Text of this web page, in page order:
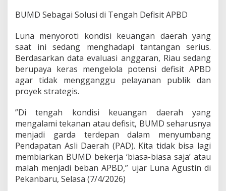
l
a
D
e
n
a
n
V
s
M
s
i
​BUMD Sebagai Solusi di Tengah Defisit APBD
​Luna menyoroti kondisi keuangan daerah yang
saat ini sedang menghadapi tantangan serius.
Berdasarkan data evaluasi anggaran, Riau sedang
berupaya keras mengelola potensi defisit APBD
agar tidak mengganggu pelayanan publik dan
proyek strategis.
​”Di tengah kondisi keuangan daerah yang
mengalami tekanan atau defisit, BUMD seharusnya
menjadi garda terdepan dalam menyumbang
Pendapatan Asli Daerah (PAD). Kita tidak bisa lagi
membiarkan BUMD bekerja ‘biasa-biasa saja’ atau
malah menjadi beban APBD,” ujar Luna Agustin di
Pekanbaru, Selasa (7/4/2026)